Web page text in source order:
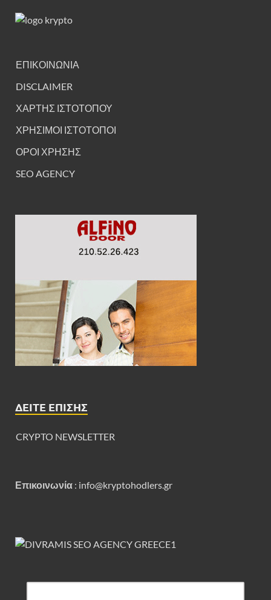
ΕΠΙΚΟΙΝΩΝΙΑ
DISCLAIMER
ΧΑΡΤΗΣ ΙΣΤΟΤΟΠΟΥ
ΧΡΗΣΙΜΟΙ ΙΣΤΟΤΟΠΟΙ
ΟΡΟΙ ΧΡΗΣΗΣ
SEO AGENCY
ΔΕΊΤΕ ΕΠΊΣΗΣ
CRYPTO NEWSLETTER
Επικοινωνία : info@kryptohodlers.gr